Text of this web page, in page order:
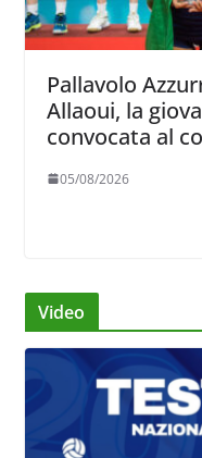
Pallavolo
Allaoui, la
convocata al
05/08/2026
Video